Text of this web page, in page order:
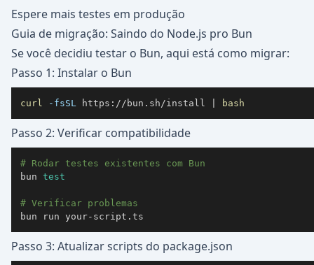
Espere mais testes em produção
Guia de migração: Saindo do Node.js pro Bun
Se você decidiu testar o Bun, aqui está como migrar:
Passo 1: Instalar o Bun
curl -fsSL https://bun.sh/install bash
Passo 2: Verificar compatibilidade
# Rodar testes existentes com Bun
bun test
# Verificar problemas
bun run your-script.ts
Passo 3: Atualizar scripts do package.json